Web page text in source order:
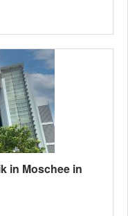
in Moschee in